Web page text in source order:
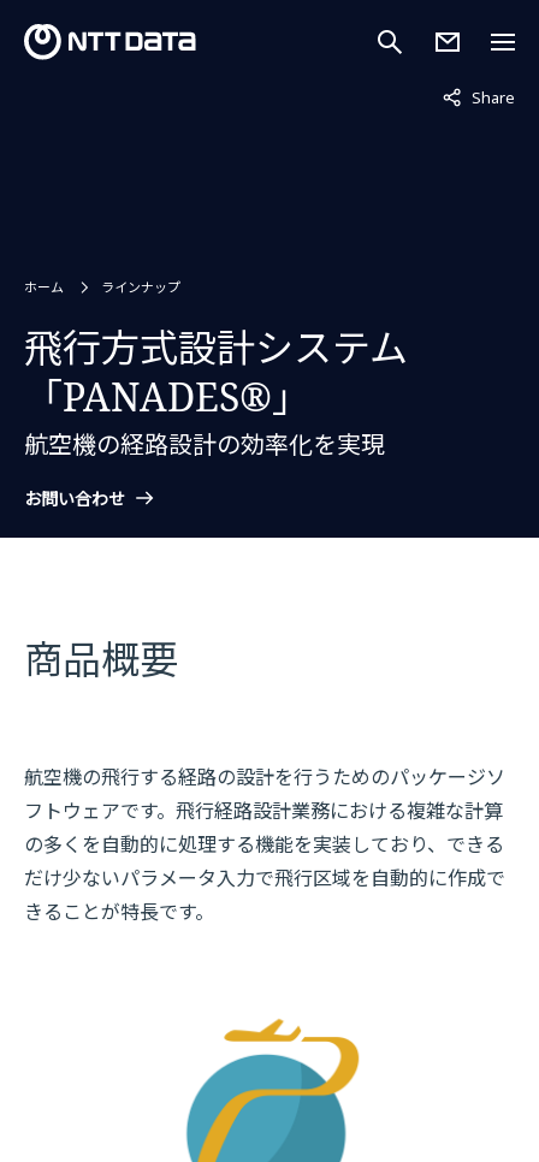
Share
非表示中
ホーム ラインナップ
飛行方式設計システム
「PANADES®」
航空機の経路設計の効率化を実現
お問い合わせ
商品概要
航空機の飛行する経路の設計を行うためのパッケージソ
フトウェアです。飛行経路設計業務における複雑な計算
の多くを自動的に処理する機能を実装しており、できる
だけ少ないパラメータ入力で飛行区域を自動的に作成で
きることが特長です。